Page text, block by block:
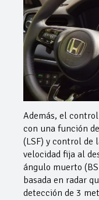
Además, el
con una función
(LSF) y control de
velocidad fija al
ángulo muerto
basada en radar
detección de 3